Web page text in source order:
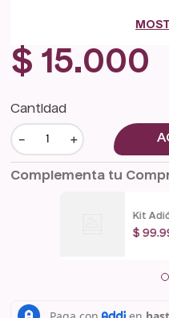
cremallera 100% nylon y un
Dimensiones: 17 cm x 18 cm x 7
$ 15.000
Cantidad
＋
－
Complementa tu
Kit
$ 99.